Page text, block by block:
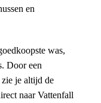
en
was,
Door een
je altijd de
naar Vattenfall